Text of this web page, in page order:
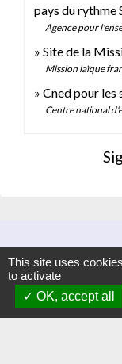
pays du rythme
Agence pour
Site de la
Mission laïque
Cned pour les
Centre national
21121
This site uses
to activate
OK, accept all